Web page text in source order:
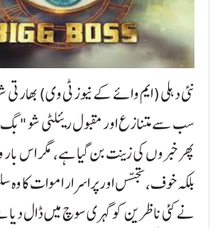
نئی دہلی (ایم وائے کے نیوز ٹی وی) بھارتی
سب سے متنازع اور مقبول ریئلٹی شو
پھر خبروں کی زینت بن گیا ہے، مگر اس
بلکہ خوف، تجسس اور پراسرار اموات کا
نے کئی ناظرین کو گہری سوچ میں ڈال دیا